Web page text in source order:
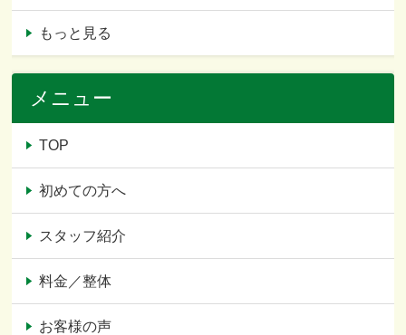
もっと見る
メニュー
TOP
初めての方へ
スタッフ紹介
料金／整体
お客様の声